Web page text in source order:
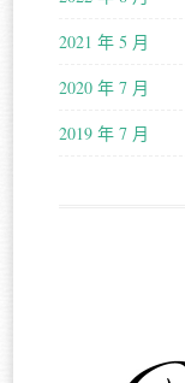
2021 年 5 月
2020 年 7 月
2019 年 7 月